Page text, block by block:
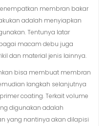
membran bakar
adalah menyiapkan
Tentunya latar
macam debu juga
dan material jenis lainnya.
bisa membuat membran
langkah selanjutnya
coating. Terkait volume
digunakan adalah
yang nantinya akan dilapisi